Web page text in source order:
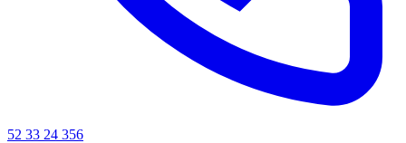
52 33 24 356